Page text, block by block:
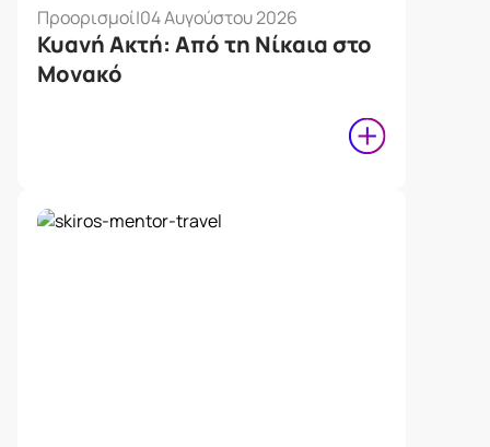
Προορισμοί|04 Αυγούστου 2026
Κυανή Ακτή: Από τη Νίκαια στο
Μονακό